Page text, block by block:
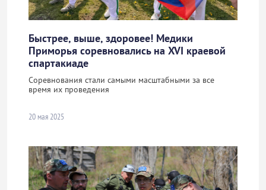
Быстрее, выше, здоровее! Медики
Приморья соревновались на XVI краевой
спартакиаде
Соревнования стали самыми масштабными за все
время их проведения
20 мая 2025